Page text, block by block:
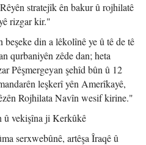
stratejîk ên bakur û rojhilatê
rizgar kir."
din a lêkolînê ye û tê de tê
qurbaniyên zêde dan; heta
Pêşmergeyan şehîd bûn û 12
leşkerî yên Amerîkayê,
Rojhilata Navîn wesif kirine."
û vekişîna ji Kerkûkê
serxwebûnê, artêşa Îraqê û